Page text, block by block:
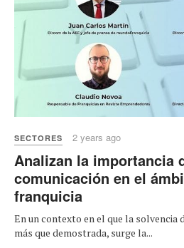
SECTORES 2 years ago
Analizan la importancia
comunicación en el
franquicia
En un contexto en el que la solvencia
más que demostrada, surge la...